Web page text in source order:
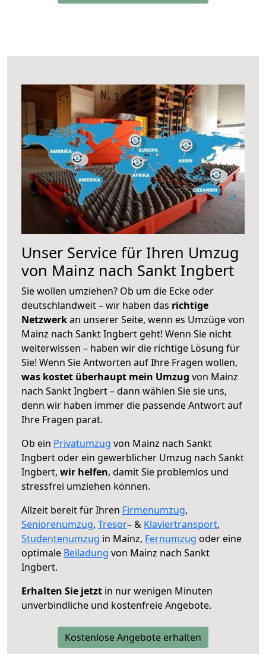
Unser Service für Ihren Umzug
von Mainz nach Sankt Ingbert
Sie wollen umziehen? Ob um die Ecke oder
deutschlandweit – wir haben das richtige
Netzwerkan unserer Seite, wenn es Umzüge von
Mainz nach Sankt Ingbert geht! Wenn Sie nicht
weiterwissen – haben wir die richtige Lösung für
Sie! Wenn Sie Antworten auf Ihre Fragen wollen,
was kostet überhaupt mein Umzug von Mainz
nach Sankt Ingbert – dann wählen Sie sie uns,
denn wir haben immer die passende Antwort auf
Ihre Fragen parat.
Ob ein Privatumzug von Mainz nach Sankt
Ingbert oder ein gewerblicher Umzug nach Sankt
Ingbert, wir helfen, damit Sie problemlos und
stressfrei umziehen können.
Allzeit bereit für Ihren Firmenumzug,
Seniorenumzug, Tresor– & Klaviertransport,
Studentenumzug in Mainz, Fernumzug oder eine
optimale Beiladung von Mainz nach Sankt
Ingbert.
Erhalten Sie jetzt in nur wenigen Minuten
unverbindliche und kostenfreie Angebote.
Kostenlose Angebote erhalten